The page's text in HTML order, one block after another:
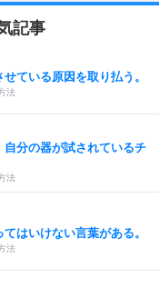
記事
ている原因を取り払う。
法
分の器が試されているチ
法
はいけない言葉がある。
法